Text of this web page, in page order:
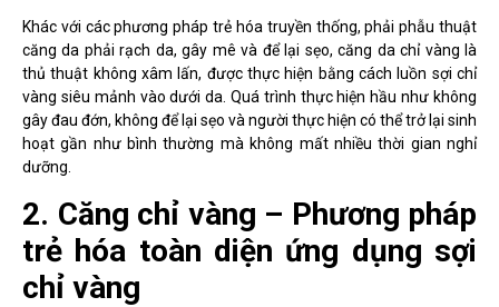
Khác với các phương pháp trẻ hóa truyền thống, phải phẫu thuật
căng da phải rạch da, gây mê và để lại sẹo, căng da chỉ vàng là
thủ thuật không xâm lấn, được thực hiện bằng cách luồn sợi chỉ
vàng siêu mảnh vào dưới da. Quá trình thực hiện hầu như không
gây đau đớn, không để lại sẹo và người thực hiện có thể trở lại sinh
hoạt gần như bình thường mà không mất nhiều thời gian nghỉ
dưỡng.
2. Căng chỉ vàng – Phương pháp
trẻ hóa toàn diện ứng dụng sợi
chỉ vàng